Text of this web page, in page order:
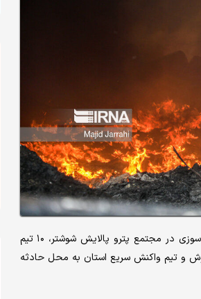
وحید شعبانی مدیرعامل جمعیت هلال احمر استان خوزستان، افزود: در پی وقوع حادثه آتش سوزی در مجتمع پترو پالایش شوشتر، ۱۰ تیم
و تیم واکنش سریع استان به محل حادثه